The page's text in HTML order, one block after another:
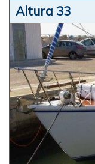
Altura 33